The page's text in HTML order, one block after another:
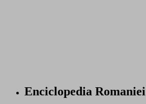
Enciclopedia Romaniei